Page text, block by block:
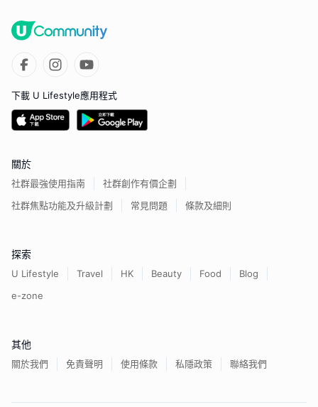
下載 U Lifestyle應用程式
關於
社群最強使用指南
社群創作有價企劃
社群焦點功能及升級計劃
常見問題 條款及細則
探索
U Lifestyle Travel HK Beauty Food
Blog
e-zone
其他
關於我們 免責聲明 使用條款 私隱政策 聯絡我們